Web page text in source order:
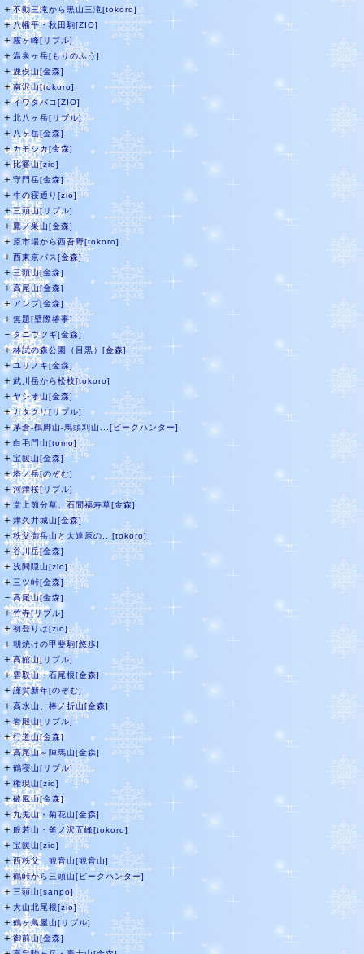
＋不動三滝から黒山三滝[tokoro]
＋八幡平・秋田駒[ZIO]
＋霧ヶ峰[リブル]
＋ 温泉ヶ岳[もりのふう]
＋鹿俣山[金森]
＋南沢山[tokoro]
＋イワタバコ[ZIO]
＋ 北八ヶ岳[リブル]
＋ 八ヶ岳[金森]
＋カモシカ[金森]
＋比婆山[zio]
＋ 守門岳[金森]
＋ 牛の寝通り[zio]
＋三頭山[リブル]
＋鷹ノ巣山[金森]
＋ 原市場から西吾野[tokoro]
＋ 西東京バス[金森]
＋三頭山[金森]
＋高尾山[金森]
＋ アンプ[金森]
＋ 無題[壁際椿事]
－タニウツギ[金森]
＋林試の森公園（目黒）[金森]
＋ユリノキ[金森]
＋ 武川岳から松枝[tokoro]
＋ヤシオ山[金森]
＋カタクリ[リプル]
＋茅倉-鶴脚山-馬頭刈山...[ピークハンター]
＋ 白毛門山[tomo]
＋ 宝篋山[金森]
＋塔ノ岳[のぞむ]
＋河津桜[リブル]
＋ 堂上節分草、石間福寿草[金森]
＋ 津久井城山[金森]
＋秩父御岳山と大達原の...[tokoro]
＋谷川岳[金森]
＋ 浅間隠山[zio]
＋ 三ツ峠[金森]
－高尾山[金森]
＋竹寺[リブル]
＋ 初登りは[zio]
＋ 朝焼けの甲斐駒[悠歩]
＋高館山[リブル]
＋雲取山・石尾根[金森]
＋謹賀新年[のぞむ]
＋ 高水山、棒ノ折山[金森]
＋岩殿山[リブル]
＋行道山[金森]
＋高尾山～陣馬山[金森]
＋ 鶴寝山[リブル]
＋ 権現山[zio]
＋破風山[金森]
＋九鬼山・菊花山[金森]
＋ 般若山・釜ノ沢五峰[tokoro]
＋ 宝篋山[zio]
＋西秩父 観音山[観音山]
＋鶴峠から三頭山[ピークハンター]
＋ 三頭山[sanpo]
＋ 大山北尾根[zio]
＋鶴ヶ鳥屋山[リブル]
＋御前山[金森]